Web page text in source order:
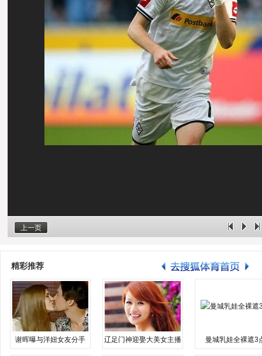
上一页
精彩推荐
谢晖曝与洋妞女友分手 辽足门神迎娶大美女主播 曼城乳娃全裸遮3